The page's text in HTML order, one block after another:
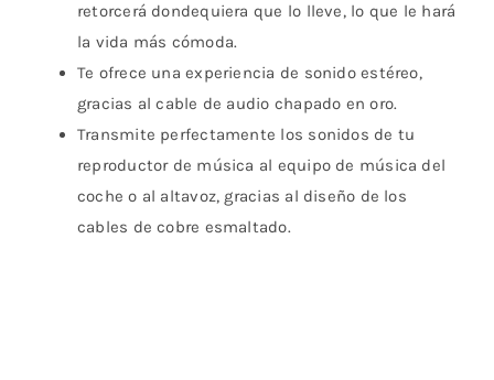
retorcerá dondequiera que lo lleve, lo que le hará
la vida más cómoda.
Te ofrece una experiencia de sonido estéreo,
gracias al cable de audio chapado en oro.
Transmite perfectamente los sonidos de tu
reproductor de música al equipo de música del
coche o al altavoz, gracias al diseño de los
cables de cobre esmaltado.